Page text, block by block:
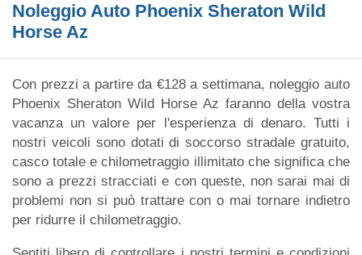
Noleggio Auto Phoenix Sheraton Wild
Horse Az
Con prezzi a partire da €128 a settimana, noleggio auto
Phoenix Sheraton Wild Horse Az faranno della vostra
vacanza un valore per l'esperienza di denaro. Tutti i
nostri veicoli sono dotati di soccorso stradale gratuito,
casco totale e chilometraggio illimitato che significa che
sono a prezzi stracciati e con queste, non sarai mai di
problemi non si può trattare con o mai tornare indietro
per ridurre il chilometraggio.